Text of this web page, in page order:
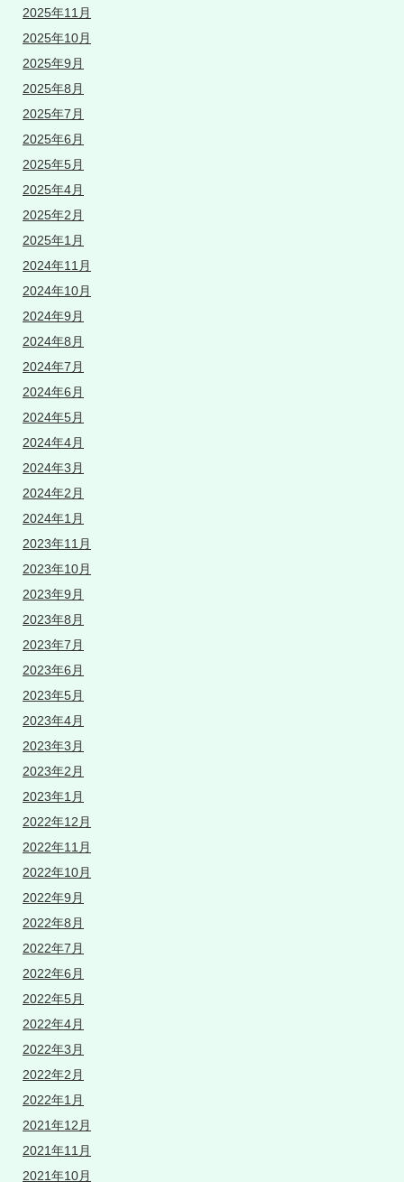
2025年11月
2025年10月
2025年9月
2025年8月
2025年7月
2025年6月
2025年5月
2025年4月
2025年2月
2025年1月
2024年11月
2024年10月
2024年9月
2024年8月
2024年7月
2024年6月
2024年5月
2024年4月
2024年3月
2024年2月
2024年1月
2023年11月
2023年10月
2023年9月
2023年8月
2023年7月
2023年6月
2023年5月
2023年4月
2023年3月
2023年2月
2023年1月
2022年12月
2022年11月
2022年10月
2022年9月
2022年8月
2022年7月
2022年6月
2022年5月
2022年4月
2022年3月
2022年2月
2022年1月
2021年12月
2021年11月
2021年10月